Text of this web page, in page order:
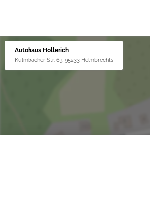
Autohaus Höllerich
Kulmbacher Str. 69, 95233 Helmbrechts